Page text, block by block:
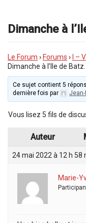
au
contenu
Dimanche à
Le Forum › Forums › I –
Dimanche à l’Ile de Batz.
Ce sujet contient 5
dernière fois par
Vous lisez 5 fils de
Auteur
24 mai 2022 à 12 h 58
Marie-